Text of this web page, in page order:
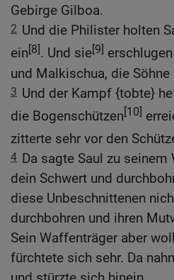
Gebirge Gilboa.
2 Und die Philister holten
ein[8]. Und sie[9]
und Malkischua, die Söhne
3 Und der Kampf {tobte}
die Bogenschützen[10]
zitterte sehr vor den
4 Da sagte Saul zu seinem
dein Schwert und
diese Unbeschnittenen
durchbohren und ihren
Sein Waffenträger aber
fürchtete sich sehr. Da